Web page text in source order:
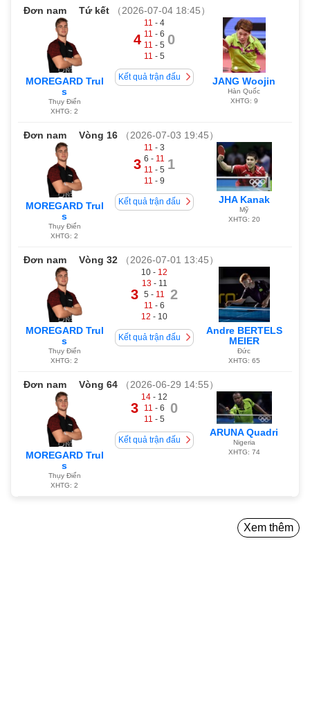
Đơn nam Tứ kết （2026-07-04 18:45）
MOREGARD Trul
s
Thụy Điển
XHTG: 2
4
11 - 4
11 - 6
11 - 5
11 - 5
0
Kết quả trận đấu JANG Woojin
Hàn Quốc
XHTG: 9
Đơn nam Vòng 16 （2026-07-03 19:45）
MOREGARD Trul
s
Thụy Điển
XHTG: 2
3
11 - 3
6 - 11
11 - 5
11 - 9
1
Kết quả trận đấu JHA Kanak
Mỹ
XHTG: 20
Đơn nam Vòng 32 （2026-07-01 13:45）
MOREGARD Trul
s
Thụy Điển
XHTG: 2
3
10 - 12
13- 11
5 - 11
11 - 6
12 - 10
2
Kết quả trận đấu
Andre BERTELS
MEIER
Đức
XHTG: 65
Đơn nam Vòng 64 （2026-06-29 14:55）
MOREGARD Trul
s
Thụy Điển
XHTG: 2
3
14 - 12
11 - 6
11 - 5
0
Kết quả trận đấu
ARUNA Quadri
Nigeria
XHTG: 74
Xem thêm